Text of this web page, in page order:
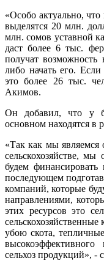
«Особо актуально,
выделятся 20 млн.
млн. сомов уставной
даст более 6 тыс.
получат возможность
либо начать его.
это более 26 тыс.
Акимов.
Он добавил, что у
основном находятся в
«Так как мы являемся
сельскохозяйстве,
будем
последующем
компаний, которые
направлениями,
этих ресурсов это
убою скота,
высокоэффективного
сельхоз продукций», -